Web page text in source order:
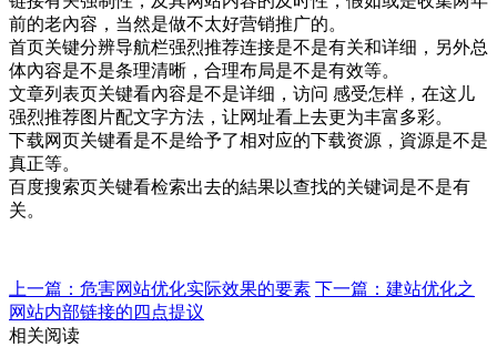
前的老內容，当然是做不太好营销推广的。
首页关键分辨导航栏强烈推荐连接是不是有关和详细，另外总
体內容是不是条理清晰，合理布局是不是有效等。
文章列表页关键看內容是不是详细，访问 感受怎样，在这儿
强烈推荐图片配文字方法，让网址看上去更为丰富多彩。
下载网页关键看是不是给予了相对应的下载资源，資源是不是
真正等。
百度搜索页关键看检索出去的結果以查找的关键词是不是有
关。
上一篇：危害网站优化实际效果的要素 下一篇：建站优化之
网站内部链接的四点提议
相关阅读